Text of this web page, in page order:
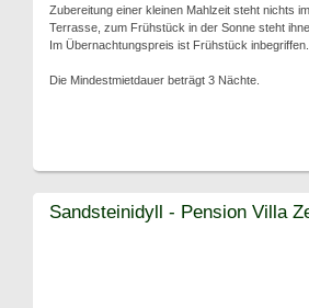
Zubereitung einer kleinen Mahlzeit steht nichts
Terrasse, zum Frühstück in der Sonne steht
Im Übernachtungspreis ist Frühstück inbegriffen.
Die Mindestmietdauer beträgt 3 Nächte.
Sandsteinidyll - Pension Villa